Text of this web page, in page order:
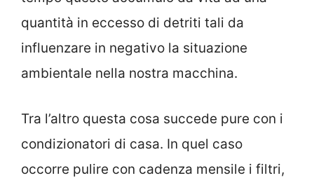
quantità in eccesso di detriti tali da
influenzare in negativo la situazione
ambientale nella nostra macchina.
Tra l’altro questa cosa succede pure con i
condizionatori di casa. In quel caso
occorre pulire con cadenza mensile i filtri,